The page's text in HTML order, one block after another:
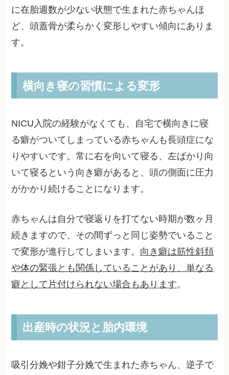
に在胎週数が少ない状態で生まれた赤ちゃんほ
ど、頭蓋骨が柔らかく変形しやすい傾向にありま
す。
横向き寝の習慣による変形
NICU入院の経験がなくても、自宅で横向きに寝
る癖がついてしまっている赤ちゃんも長頭症にな
りやすいです。常に右を向いて寝る、左ばかり向
いて寝るという向き癖があると、頭の側面に圧力
がかかり続けることになります。
赤ちゃんは自分で寝返りを打てない時期が数ヶ月
続きますので、その間ずっと同じ姿勢でいること
で変形が進行してしまいます。 向き癖は筋性斜頚
や体の緊張とも関係していることがあり、単なる
癖として片付けられない場合もあります。
出産時の状況と胎内環境
吸引分娩や鉗子分娩で生まれた赤ちゃん、逆子で